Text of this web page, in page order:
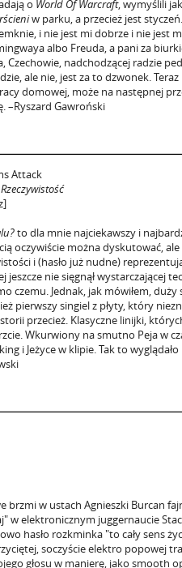
o World Of Warcraft, wymyślili
w parku, a przecież jest
i nie jest mi dobrze i nie jest
albo Freuda, a pani za
Czechowie, nadchodzącej radzie
ale nie, jest za to dzwonek.
domowej, może na następnej
–Ryszard Gawroński
Attack
to dla mnie najciekawszy i
oczywiście można dyskutować, ale
i (hasło już nudne)
jeszcze nie sięgnął wystarczającej
czemu. Jednak, jak mówiłem,
pierwszy singiel z płyty, który
przecież. Klasyczne linijki,
Wkurwiony na smutno Peja w
i Jeżyce w klipie. Tak to
brzmi w ustach Agnieszki Burcan
w elektronicznym juggernaucie
hasło rozkminka "to cały sens
soczyście elektro popowej
głosu w manierę, jako smooth